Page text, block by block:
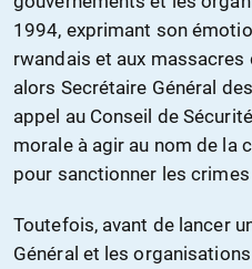
1994, exprimant son
rwandais et aux massacres
alors Secrétaire Général
appel au Conseil de
morale à agir au nom de la
pour sanctionner les crimes
Toutefois, avant de lancer
Général et les